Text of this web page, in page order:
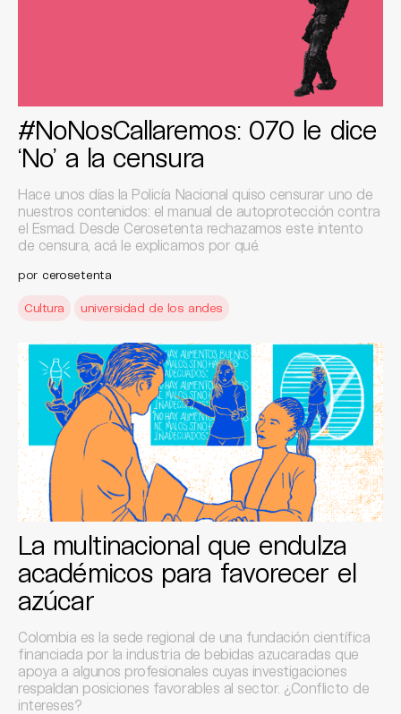
#NoNosCallaremos: 070 le dice
‘No’ a la censura
Hace unos días la Policía Nacional quiso censurar uno de
nuestros contenidos: el manual de autoprotección contra
el Esmad. Desde Cerosetenta rechazamos este intento
de censura, acá le explicamos por qué.
por cerosetenta
Cultura universidad de los andes
La multinacional que endulza
académicos para favorecer el
azúcar
Colombia es la sede regional de una fundación científica
financiada por la industria de bebidas azucaradas que
apoya a algunos profesionales cuyas investigaciones
respaldan posiciones favorables al sector. ¿Conflicto de
intereses?